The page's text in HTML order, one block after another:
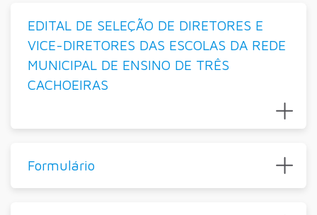
EDITAL DE SELEÇÃO DE DIRETORES E
VICE-DIRETORES DAS ESCOLAS DA REDE
MUNICIPAL DE ENSINO DE TRÊS
CACHOEIRAS
Formulário